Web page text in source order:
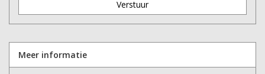
Verstuur
Meer informatie